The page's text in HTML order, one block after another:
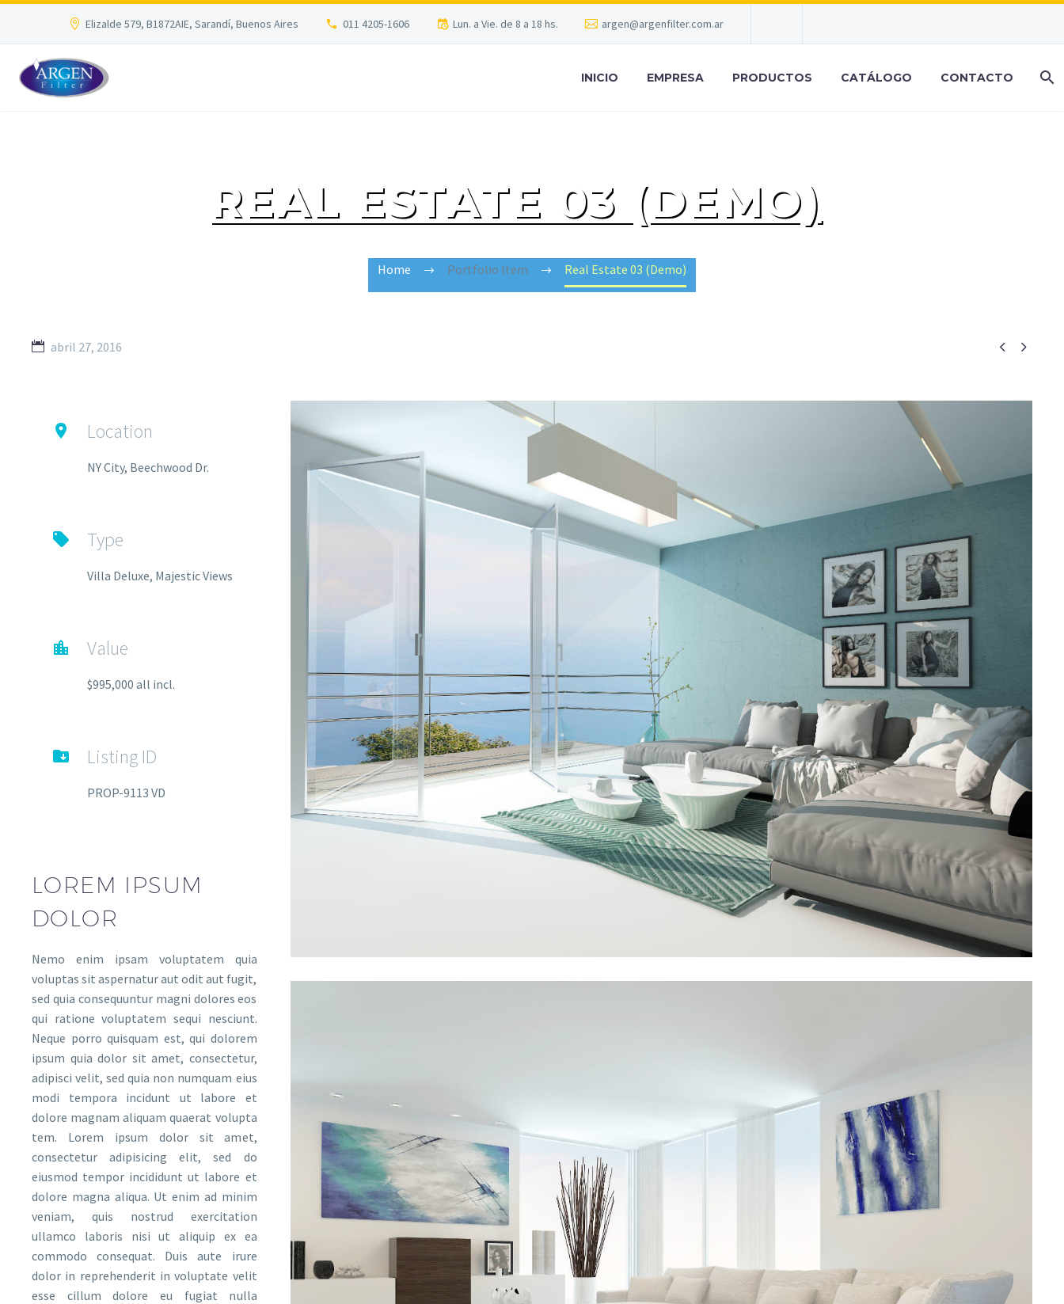
Elizalde 579, B1872AIE, Sarandí, Buenos Aires 011 4205-1606 Lun. a Vie. de 8 a 18 hs. argen@argenfilter.com.ar
INICIO EMPRESA PRODUCTOS CATÁLOGO CONTACTO
REAL ESTATE 03 (DEMO)
Home Portfolio Item Real Estate 03 (Demo)
 
abril 27, 2016
 Location
NY City, Beechwood Dr.
 Type
Villa Deluxe, Majestic Views
 Value
$995,000 all incl.
 Listing ID
PROP-9113 VD
LOREM IPSUM
DOLOR
Nemo enim ipsam voluptatem quia
voluptas sit aspernatur aut odit aut fugit,
sed quia consequuntur magni dolores eos
qui ratione voluptatem sequi nesciunt.
Neque porro quisquam est, qui dolorem
ipsum quia dolor sit amet, consectetur,
adipisci velit, sed quia non numquam eius
modi tempora incidunt ut labore et
dolore magnam aliquam quaerat volupta
tem. Lorem ipsum dolor sit amet,
consectetur adipisicing elit, sed do
eiusmod tempor incididunt ut labore et
dolore magna aliqua. Ut enim ad minim
veniam, quis nostrud exercitation
ullamco laboris nisi ut aliquip ex ea
commodo consequat. Duis aute irure
dolor in reprehenderit in voluptate velit
esse cillum dolore eu fugiat nulla